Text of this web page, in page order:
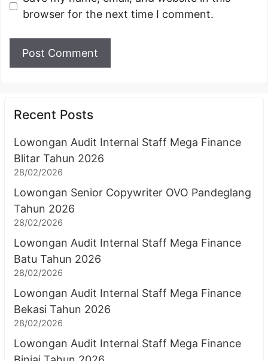
browser for the next time I comment.
Recent Posts
Lowongan Audit Internal Staff Mega Finance
Blitar Tahun 2026
28/02/2026
Lowongan Senior Copywriter OVO Pandeglang
Tahun 2026
28/02/2026
Lowongan Audit Internal Staff Mega Finance
Batu Tahun 2026
28/02/2026
Lowongan Audit Internal Staff Mega Finance
Bekasi Tahun 2026
28/02/2026
Lowongan Audit Internal Staff Mega Finance